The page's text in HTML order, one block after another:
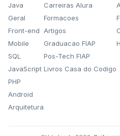
Java
Geral
Front-end
Mobile
SQL
JavaScript
PHP
Android
Arquitetura
Carreiras Alura
Formacoes
Artigos
Graduacao FIAP
Pos-Tech FIAP
Livros Casa do Codigo